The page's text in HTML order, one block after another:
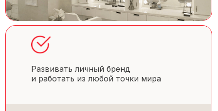
Развивать личный бренд
и работать из любой точки мира